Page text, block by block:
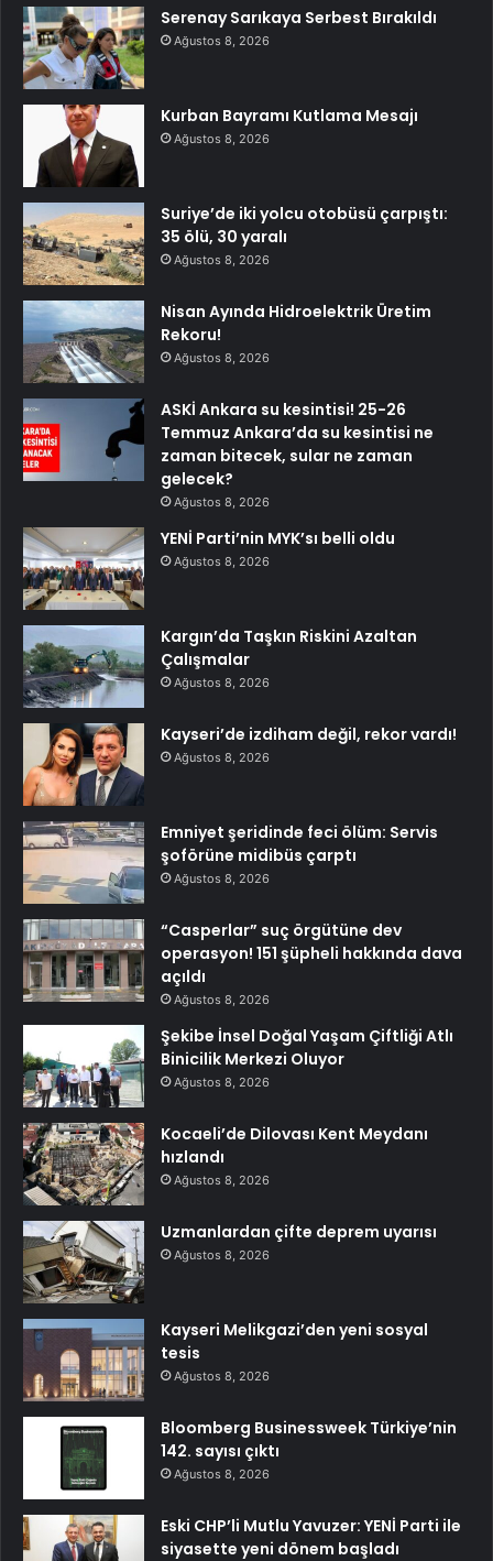
Serenay Sarıkaya Serbest Bırakıldı
Ağustos 8, 2026
Kurban Bayramı Kutlama Mesajı
Ağustos 8, 2026
Suriye’de iki yolcu otobüsü çarpıştı:
35 ölü, 30 yaralı
Ağustos 8, 2026
Nisan Ayında Hidroelektrik Üretim
Rekoru!
Ağustos 8, 2026
ASKİ Ankara su kesintisi! 25-26
Temmuz Ankara’da su kesintisi ne
zaman bitecek, sular ne zaman
gelecek?
Ağustos 8, 2026
YENİ Parti’nin MYK’sı belli oldu
Ağustos 8, 2026
Kargın’da Taşkın Riskini Azaltan
Çalışmalar
Ağustos 8, 2026
Kayseri’de izdiham değil, rekor vardı!
Ağustos 8, 2026
Emniyet şeridinde feci ölüm: Servis
şoförüne midibüs çarptı
Ağustos 8, 2026
“Casperlar” suç örgütüne dev
operasyon! 151 şüpheli hakkında dava
açıldı
Ağustos 8, 2026
Şekibe İnsel Doğal Yaşam Çiftliği Atlı
Binicilik Merkezi Oluyor
Ağustos 8, 2026
Kocaeli’de Dilovası Kent Meydanı
hızlandı
Ağustos 8, 2026
Uzmanlardan çifte deprem uyarısı
Ağustos 8, 2026
Kayseri Melikgazi’den yeni sosyal
tesis
Ağustos 8, 2026
Bloomberg Businessweek Türkiye’nin
142. sayısı çıktı
Ağustos 8, 2026
Eski CHP’li Mutlu Yavuzer: YENİ Parti ile
siyasette yeni dönem başladı